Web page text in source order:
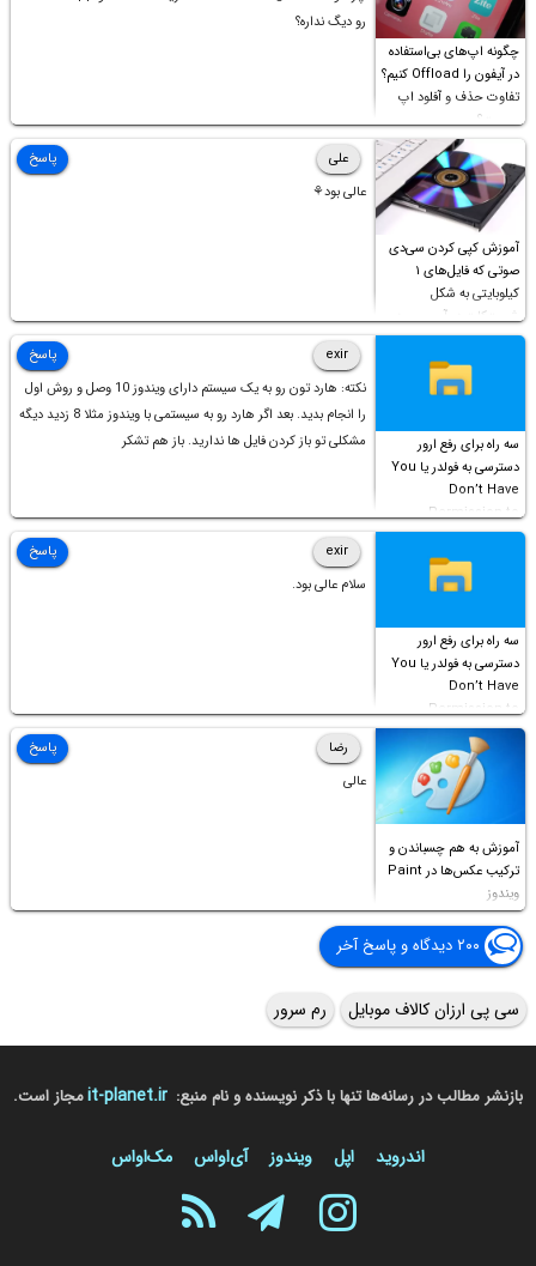
چگونه اپ‌های بی‌استفاده
در آیفون را Offload کنیم؟
تفاوت حذف و آفلود اپ
چیست؟
رو دیگ نداره؟
آموزش کپی کردن سی‌دی
صوتی که فایل‌های ۱
کیلوبایتی به شکل
شورت‌کات در آن موجود
است!
علی
عالی بود⚘
پاسخ
سه راه برای رفع ارور
دسترسی به فولدر یا You
Don’t Have
Permission to
Access this folder
exir
نکته: هارد تون رو به یک سیستم دارای ویندوز 10 وصل و روش اول
را انجام بدید. بعد اگر هارد رو به سیستمی با ویندوز مثلا 8 زدید دیگه
مشکلی تو باز کردن فایل ها ندارید. باز هم تشکر
پاسخ
سه راه برای رفع ارور
دسترسی به فولدر یا You
Don’t Have
Permission to
Access this folder
exir
سلام عالی بود.
پاسخ
آموزش به هم چسباندن و
ترکیب عکس‌ها در Paint
ویندوز
رضا
عالی
پاسخ
۲۰۰ دیدگاه و پاسخ آخر
سی پی ارزان کالاف موبایل رم سرور
بازنشر مطالب در رسانه‌ها تنها با ذکر نویسنده و نام منبع: it-planet.irمجاز است.
اندروید اپل ویندوز آی‌او‌اس مک‌او‌اس